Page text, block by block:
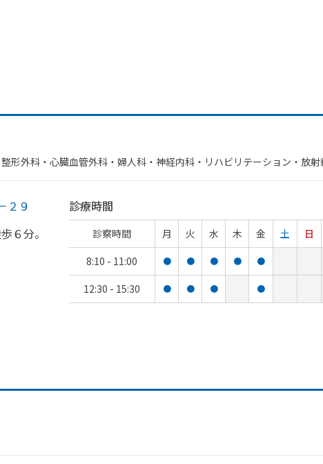
形外科・​心臓血管外科・​婦人科・​神経内科・​リハビリテーション・​放射
２９
６分。
診療時間
診察時間 月 火 水 木 金 土
日
8:10 - 11:00
● ● ● ● ●
12:30 - 15:30 ● ● ● ●